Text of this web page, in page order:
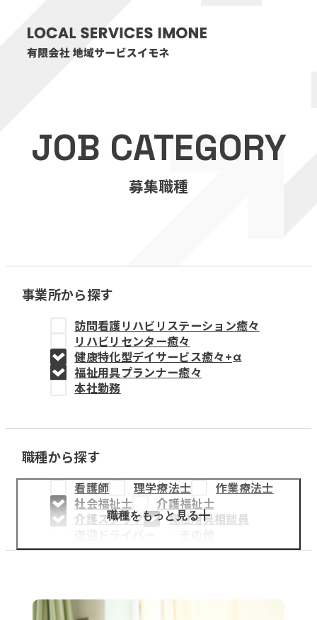
医療・介護事業
訪問看護リハビリステーション癒々
福祉用具プランナー癒々
教育事業
姫路中央こども園
姫路中央保育園
採用情報
医療・介護事業
募集職種
お知らせ
JOB CATEGORY
募集職種
事業所から探す
訪問看護リハビリステーション癒々
リハビリセンター癒々
健康特化型デイサービス癒々+α
福祉用具プランナー癒々
本社勤務
職種から探す
看護師 理学療法士
作業療法士
社会福祉士
介護福祉士
介護スタッフ
福祉用具相談員
職種をもっと見る